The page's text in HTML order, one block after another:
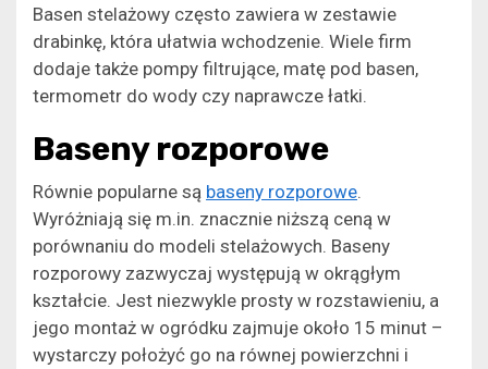
Basen stelażowy często zawiera w zestawie
drabinkę, która ułatwia wchodzenie. Wiele firm
dodaje także pompy filtrujące, matę pod basen,
termometr do wody czy naprawcze łatki.
Baseny rozporowe
Równie popularne są baseny rozporowe.
Wyróżniają się m.in. znacznie niższą ceną w
porównaniu do modeli stelażowych. Baseny
rozporowy zazwyczaj występują w okrągłym
kształcie. Jest niezwykle prosty w rozstawieniu, a
jego montaż w ogródku zajmuje około 15 minut –
wystarczy położyć go na równej powierzchni i